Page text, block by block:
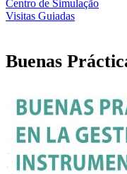
Centro de Simulação
Visitas Guiadas
Buenas